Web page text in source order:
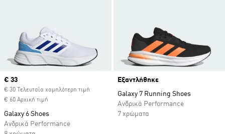
Current price
€ 33
€ 30 Τελευταία χαμηλότερη τιμή
€ 60 Αρχική τιμή
Galaxy 6 Shoes
Ανδρικά Performance
Εξαντλήθηκε
Galaxy 7 Running Shoes
Ανδρικά Performance
7 χρώματα